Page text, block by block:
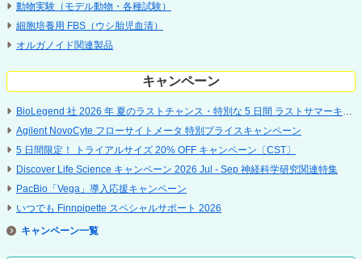
動物実験（モデル動物・各種試験）
細胞培養用 FBS（ウシ胎児血清）
オルガノイド関連製品
キャンペーン
BioLegend 社 2026 年 夏のラストチャンス・特別な 5 日間 ラストサマーキャンペーン
Agilent NovoCyte フローサイトメータ 特別プライスキャンペーン
5 ⽇間限定！ トライアルサイズ 20% OFF キャンペーン〔CST〕
Discover Life Science キャンペーン 2026 Jul - Sep 神経科学研究関連特集
PacBio「Vega」導入応援キャンペーン
いつでも Finnpipette スペシャルサポート 2026
キャンペーン